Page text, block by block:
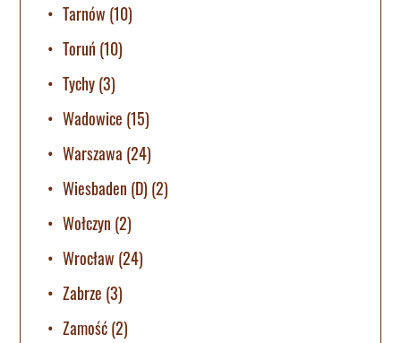
Tarnów (10)
Toruń (10)
Tychy(3)
Wadowice (15)
Warszawa (24)
Wiesbaden (D) (2)
Wołczyn (2)
Wrocław (24)
Zabrze (3)
Zamość(2)